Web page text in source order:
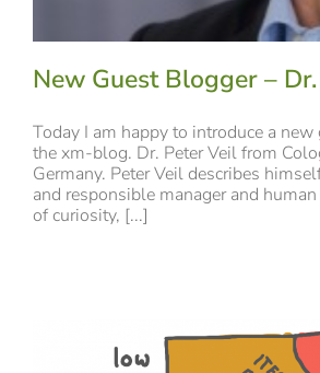
New Guest Blogger –
Today I am happy to introduce a
the xm-blog. Dr. Peter Veil from
Germany. Peter Veil describes
and responsible manager and
of curiosity, [...]